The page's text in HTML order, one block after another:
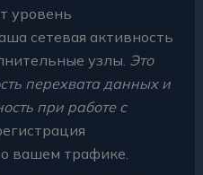
уровень
сетевая активность
узлы. Это
перехвата данных и
при работе с
вашем трафике.